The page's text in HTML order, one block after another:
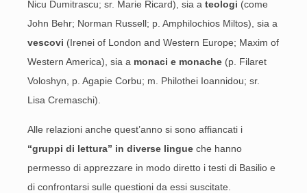
Nicu Dumitrascu; sr. Marie Ricard), sia a teologi (come
John Behr; Norman Russell; p. Amphilochios Miltos), sia a
vescovi (Irenei of London and Western Europe; Maxim of
Western America), sia a monaci e monache (p. Filaret
Voloshyn, p. Agapie Corbu; m. Philothei Ioannidou; sr.
Lisa Cremaschi).
Alle relazioni anche quest’anno si sono affiancati i
“gruppi di lettura” in diverse lingue che hanno
permesso di apprezzare in modo diretto i testi di Basilio e
di confrontarsi sulle questioni da essi suscitate.